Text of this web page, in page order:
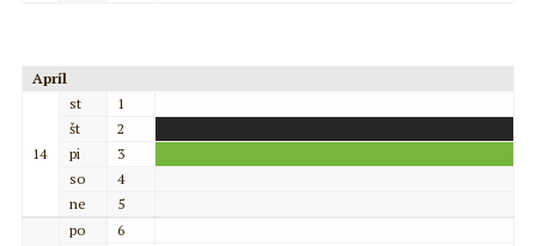
Apríl
14
st
1
št
2
pi
3
so
4
ne
5
po
6